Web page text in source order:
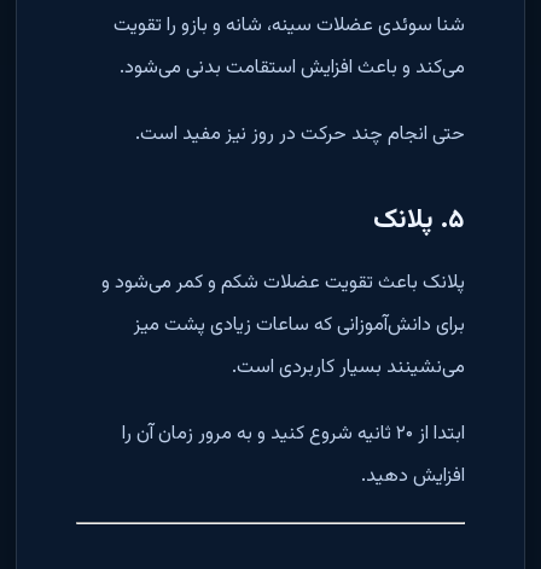
شنا سوئدی عضلات سینه، شانه و بازو را تقویت
می‌کند و باعث افزایش استقامت بدنی می‌شود.
حتی انجام چند حرکت در روز نیز مفید است.
۵. پلانک
پلانک باعث تقویت عضلات شکم و کمر می‌شود و
برای دانش‌آموزانی که ساعات زیادی پشت میز
می‌نشینند بسیار کاربردی است.
ابتدا از ۲۰ ثانیه شروع کنید و به مرور زمان آن را
افزایش دهید.